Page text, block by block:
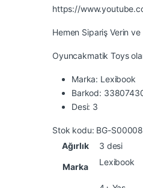
https://
Hemen Sipariş Verin ve
Oyuncakmatik Toys
Marka: Lexibook
Barkod:
Desi: 3
Stok kodu: BG-
Ağırlık
3 desi
Marka Lexibook